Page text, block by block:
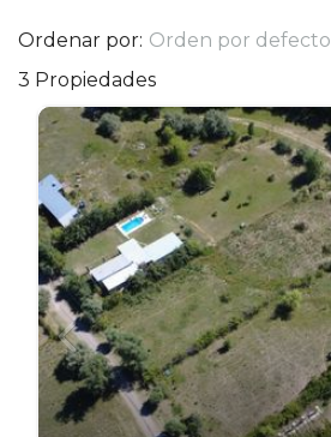
3 Propiedades
Ordenar por: Orden por defecto